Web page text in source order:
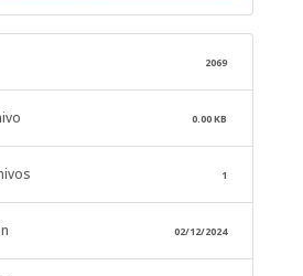
2069
0.00 KB
1
02/12/2024